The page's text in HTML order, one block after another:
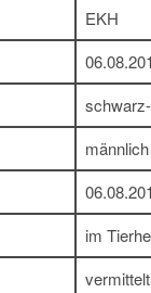
EKH
männlich
im
vermittelt